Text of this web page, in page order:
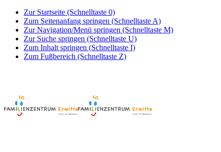
Zur Startseite (Schnelltaste 0)
Zum Seitenanfang springen (Schnelltaste A)
Zur Navigation/Menü springen (Schnelltaste M)
Zur Suche springen (Schnelltaste U)
Zum Inhalt springen (Schnelltaste I)
Zum Fußbereich (Schnelltaste Z)